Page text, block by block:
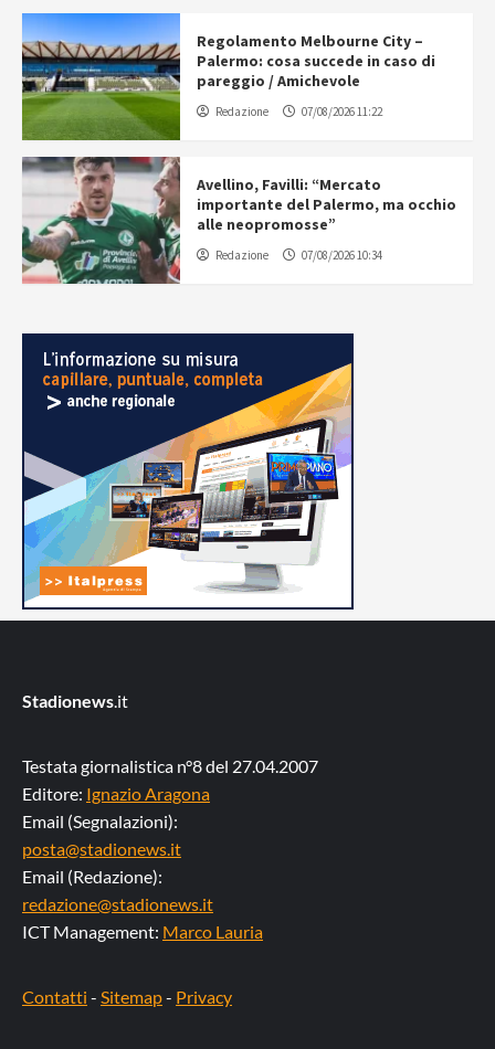
Regolamento Melbourne City –
Palermo: cosa succede in caso di
pareggio / Amichevole
Redazione 07/08/2026 11:22
Avellino, Favilli: “Mercato
importante del Palermo, ma occhio
alle neopromosse”
Redazione 07/08/2026 10:34
Stadionews .it
Testata giornalistica n°8 del 27.04.2007
Editore: Ignazio Aragona
Email (Segnalazioni):
posta@stadionews.it
Email (Redazione):
redazione@stadionews.it
ICT Management: Marco Lauria
Contatti - Sitemap- Privacy